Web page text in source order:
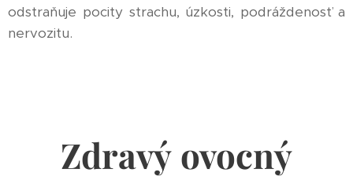
odstraňuje pocity strachu, úzkosti, podráždenosť a
nervozitu.
Zdravý ovocný